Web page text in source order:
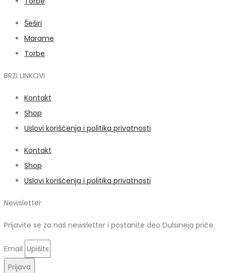
Šeširi
Marame
Torbe
BRZI LINKOVI
Kontakt
Shop
Uslovi korišćenja i politika privatnosti
Kontakt
Shop
Uslovi korišćenja i politika privatnosti
Newsletter
Prijavite se za naš newsletter i postanite deo Dulsineja priče.
Email
Prijava